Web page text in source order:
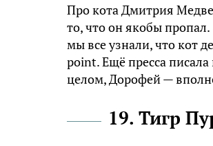
Про кота Дмитрия
то, что он якобы
мы все узнали, что кот
point. Ещё пресса
целом, Дорофей —
19. Тигр